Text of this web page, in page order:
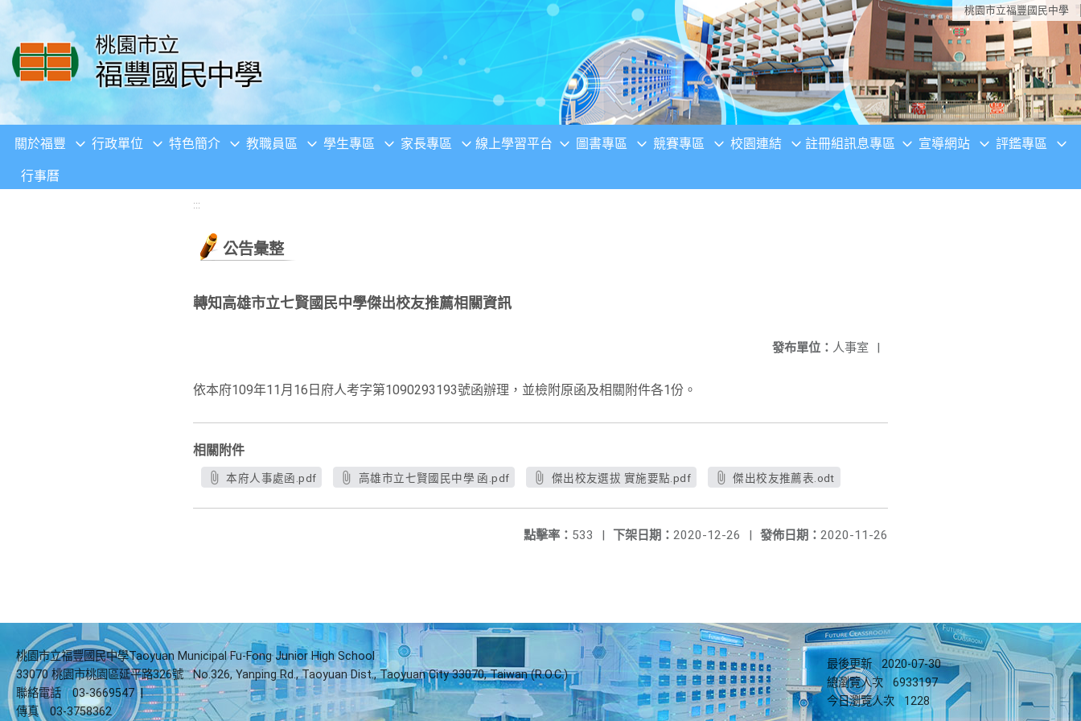
移至網頁之主要內容區位置 桃園市立福豐國民中學
關於福豐 行政單位 特色簡介 教職員區 學生專區 家長專區 線上學習平台 圖書專區 競賽專區 校園連結 註冊組訊息專區 宣導網站 評鑑專區
行事曆
:::
公告彙整
轉知高雄市立七賢國民中學傑出校友推薦相關資訊
發布單位： 人事室 |
依本府109年11月16日府人考字第1090293193號函辦理，並檢附原函及相關附件各1份。
相關附件
本府人事處函.pdf 高雄市立七賢國民中學 函.pdf 傑出校友選拔 實施要點.pdf 傑出校友推薦表.odt
發佈日期： 2020-11-26
下架日期： 2020-12-26 |
點擊率： 533 |
桃園市立福豐國民中學Taoyuan Municipal Fu-Fong Junior High School
33070 桃園市桃園區延平路326號
No.326, Yanping Rd., Taoyuan Dist., Taoyuan City 33070, Taiwan (R.O.C.)
聯絡電話
03-3669547 |
傳真
03-3758362
最後更新
2020-07-30
總瀏覽人次
6933197
今日瀏覽人次
1228